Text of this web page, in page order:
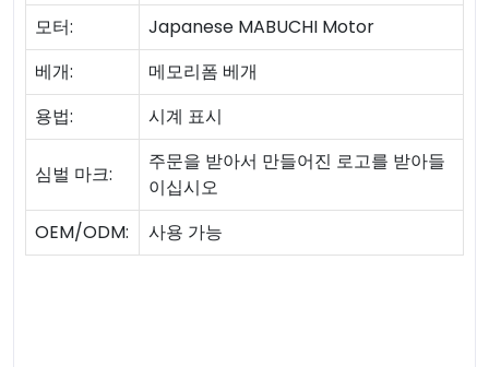
모터:
Japanese MABUCHI Motor
베개:
메모리폼 베개
용법:
시계 표시
심벌 마크:
주문을 받아서 만들어진 로고를 받아들
이십시오
OEM/ODM:
사용 가능